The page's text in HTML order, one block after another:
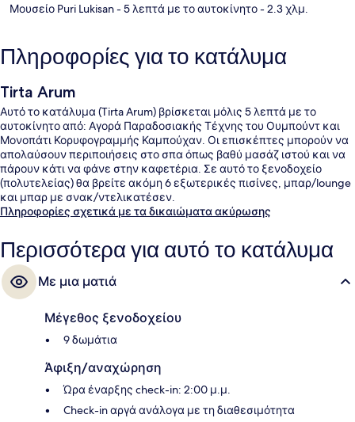
Μουσείο Puri Lukisan- 5 λεπτά με το αυτοκίνητο- 2.3 χλμ.
Πληροφορίες για το κατάλυμα
Tirta Arum
Αυτό το κατάλυμα (Tirta Arum) βρίσκεται μόλις 5 λεπτά με το
αυτοκίνητο από: Αγορά Παραδοσιακής Τέχνης του Ουμπούντ και
Μονοπάτι Κορυφογραμμής Καμπούχαν. Οι επισκέπτες μπορούν να
απολαύσουν περιποιήσεις στο σπα όπως βαθύ μασάζ ιστού και να
πάρουν κάτι να φάνε στην καφετέρια. Σε αυτό το ξενοδοχείο
(πολυτελείας) θα βρείτε ακόμη 6 εξωτερικές πισίνες, μπαρ/lounge
και μπαρ με σνακ/ντελικατέσεν.
Πληροφορίες σχετικά με τα δικαιώματα ακύρωσης
Περισσότερα για αυτό το κατάλυμα
Με μια ματιά
Μέγεθος ξενοδοχείου
9 δωμάτια
Άφιξη/αναχώρηση
Ώρα έναρξης check-in: 2:00 μ.μ.
Check-in αργά ανάλογα με τη διαθεσιμότητα